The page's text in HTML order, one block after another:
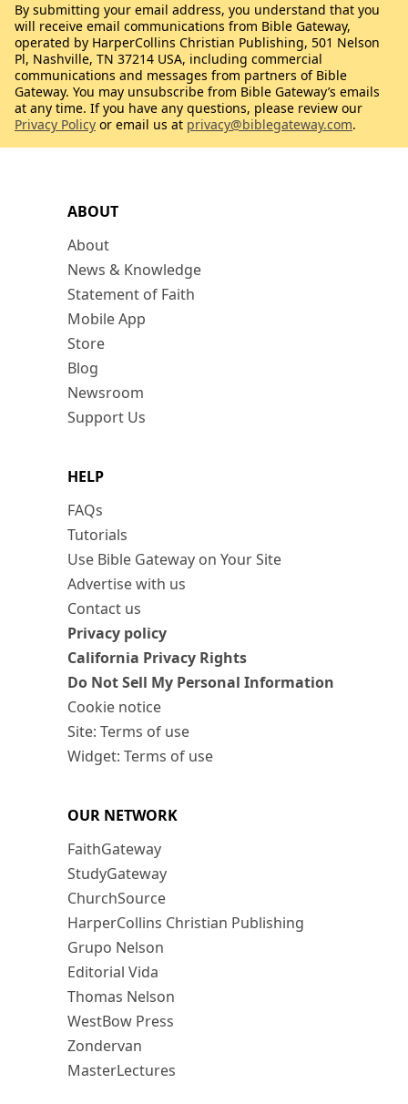
ABOUT
About
News & Knowledge
Statement of Faith
Mobile App
Store
Blog
Newsroom
Support Us
HELP
FAQs
Tutorials
Use Bible Gateway on Your Site
Advertise with us
Contact us
Privacy policy
California Privacy Rights
Do Not Sell My Personal Information
Cookie notice
Site: Terms of use
Widget: Terms of use
OUR NETWORK
FaithGateway
StudyGateway
ChurchSource
HarperCollins Christian Publishing
Grupo Nelson
Editorial Vida
Thomas Nelson
WestBow Press
Zondervan
MasterLectures
By submitting your email address, you understand that you
will receive email communications from Bible Gateway,
operated by HarperCollins Christian Publishing, 501 Nelson
Pl, Nashville, TN 37214 USA, including commercial
communications and messages from partners of Bible
Gateway. You may unsubscribe from Bible Gateway’s emails
at any time. If you have any questions, please review our
Privacy Policy or email us at privacy@biblegateway.com.